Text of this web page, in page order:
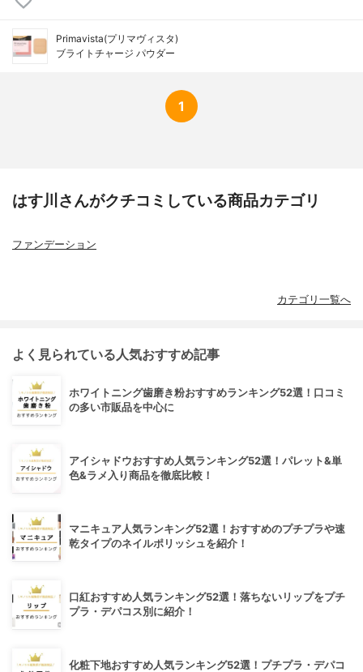
Primavista(プリマヴィスタ)
ブライトチャージ パウダー
1
はす川さんがクチコミしている商品カテゴリ
ファンデーション
カテゴリ一覧へ
よく見られている人気おすすめ記事
ホワイトニング歯磨き粉おすすめランキング52選！口コミ
の多い市販品を中心に
アイシャドウおすすめ人気ランキング52選！パレット&単
色&ラメ入り商品を徹底比較！
マニキュア人気ランキング52選！おすすめのプチプラや速
乾タイプのネイルポリッシュを紹介！
口紅おすすめ人気ランキング52選！落ちないリップをプチ
プラ・デパコス別に紹介！
化粧下地おすすめ人気ランキング52選！プチプラ・デパコ